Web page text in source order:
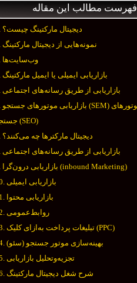
فهرست مطالب این مقاله
دیجیتال مارکتینگ چیست؟
نمونه‌هایی از دیجیتال مارکتینگ
وب‌سایت‌ها
بازاریابی ایمیلی یا ایمیل مارکتینگ
بازاریابی از طریق رسانه‌های اجتماعی
بازاریابی موتورهای جستجو (SEM) و بهینه‌سازی موتورهای
جستجو (SEO)
دیجیتال مارکترها چه می‌کنند؟
بازاریابی از طریق رسانه‌های اجتماعی
بازاریابی درون‌گرا (inbound Marketing)
بازاریابی ایمیلی
بازاریابی محتوا
روابط‌عمومی
تبلیغات پرداخت به‌ازای کلیک (PPC)
بهینه‌سازی موتور جستجو (سئو)
تجزیه‌وتحلیل بازاریابی
شرح شغل دیجیتال مارکتینگ